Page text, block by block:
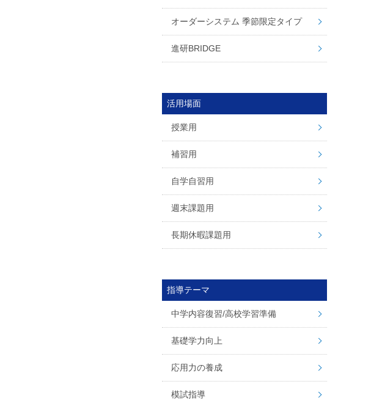
オーダーシステム 季節限定タイプ
進研BRIDGE
活用場面
授業用
補習用
自学自習用
週末課題用
長期休暇課題用
指導テーマ
中学内容復習/高校学習準備
基礎学力向上
応用力の養成
模試指導